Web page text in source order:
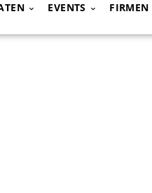
EVENTS FIRMEN